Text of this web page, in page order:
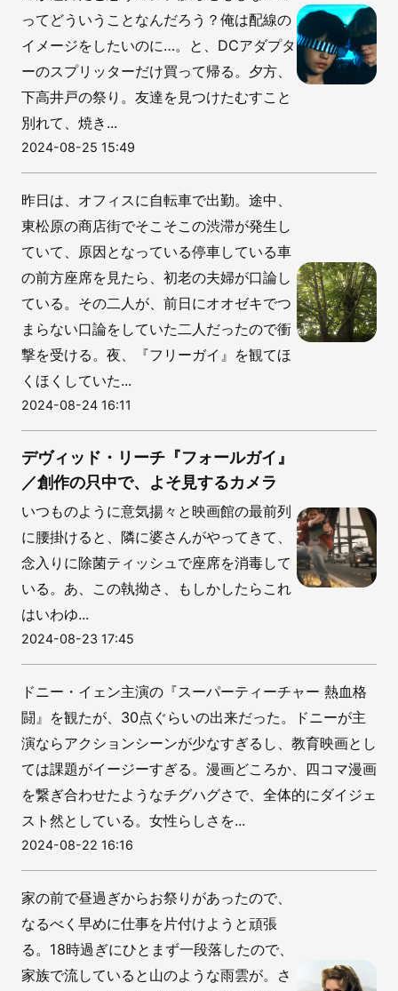
ってどういうことなんだろう？俺は配線の
イメージをしたいのに…。と、DCアダプタ
ーのスプリッターだけ買って帰る。夕方、
下高井戸の祭り。友達を見つけたむすこと
別れて、焼き...
2024-08-25 15:49
昨日は、オフィスに自転車で出勤。途中、
東松原の商店街でそこそこの渋滞が発生し
ていて、原因となっている停車している車
の前方座席を見たら、初老の夫婦が口論し
ている。その二人が、前日にオオゼキでつ
まらない口論をしていた二人だったので衝
撃を受ける。夜、『フリーガイ』を観てほ
くほくしていた...
2024-08-24 16:11
デヴィッド・リーチ『フォールガイ』
／創作の只中で、よそ見するカメラ
いつものように意気揚々と映画館の最前列
に腰掛けると、隣に婆さんがやってきて、
念入りに除菌ティッシュで座席を消毒して
いる。あ、この執拗さ、もしかしたらこれ
はいわゆ...
2024-08-23 17:45
ドニー・イェン主演の『スーパーティーチャー 熱血格
闘』を観たが、30点ぐらいの出来だった。ドニーが主
演ならアクションシーンが少なすぎるし、教育映画とし
ては課題がイージーすぎる。漫画どころか、四コマ漫画
を繋ぎ合わせたようなチグハグさで、全体的にダイジェ
スト然としている。女性らしさを...
2024-08-22 16:16
家の前で昼過ぎからお祭りがあったので、
なるべく早めに仕事を片付けようと頑張
る。18時過ぎにひとまず一段落したので、
家族で流していると山のような雨雲が。さ